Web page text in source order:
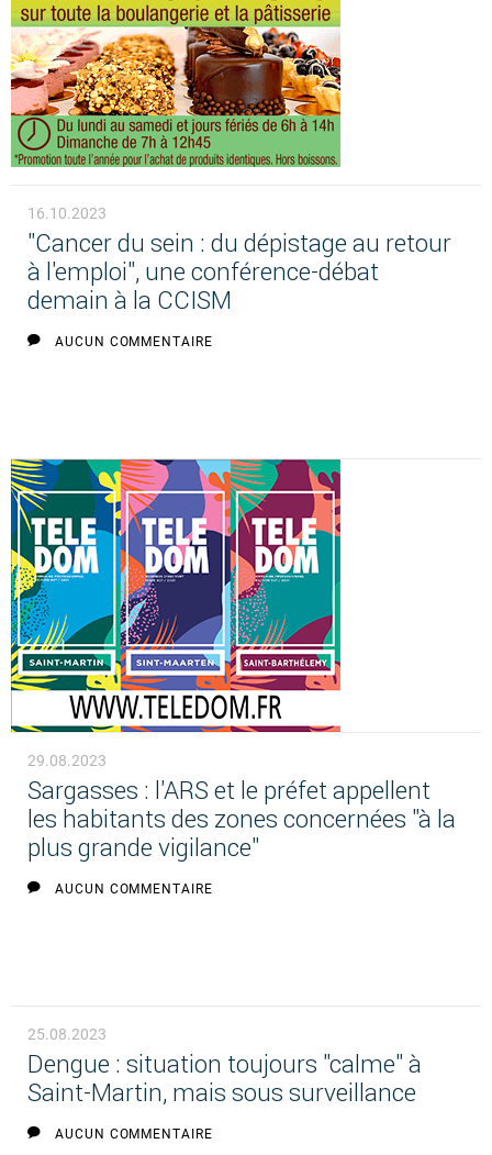
16.10.2023
"Cancer du sein : du dépistage au retour
à l'emploi", une conférence-débat
demain à la CCISM
AUCUN COMMENTAIRE
29.08.2023
Sargasses : l'ARS et le préfet appellent
les habitants des zones concernées "à la
plus grande vigilance"
AUCUN COMMENTAIRE
25.08.2023
Dengue : situation toujours "calme" à
Saint-Martin, mais sous surveillance
AUCUN COMMENTAIRE